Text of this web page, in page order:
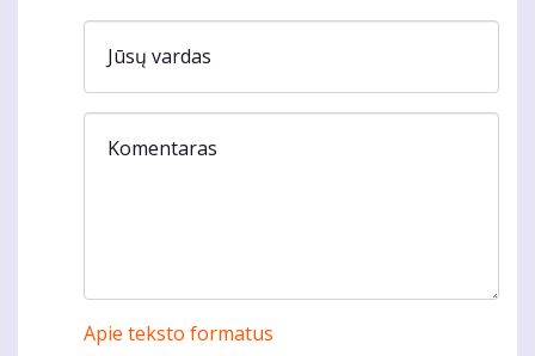
Jūsų vardas
Komentaras
Apie teksto formatus